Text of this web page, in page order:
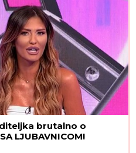
brutalno o
LJUBAVNICOM!